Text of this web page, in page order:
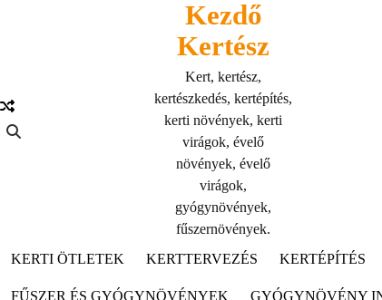
Kezdő
Kertész
Kert, kertész,
kertészkedés, kertépítés,
kerti növények, kerti
virágok, évelő
növények, évelő
virágok,
gyógynövények,
fűszernövények.
KERTI ÖTLETEK
KERTTERVEZÉS KERTÉPÍTÉS
FŰSZER ÉS GYÓGYNÖVÉNYEK GYÓGYNÖVÉNY